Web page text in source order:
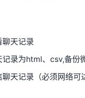
聊天记录
记录为html、csv,备份
聊天记录（必须网络